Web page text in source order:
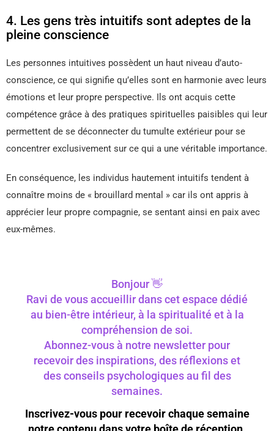
4. Les gens très intuitifs sont adeptes de la
pleine conscience
Les personnes intuitives possèdent un haut niveau d’auto-
conscience, ce qui signifie qu’elles sont en harmonie avec leurs
émotions et leur propre perspective. Ils ont acquis cette
compétence grâce à des pratiques spirituelles paisibles qui leur
permettent de se déconnecter du tumulte extérieur pour se
concentrer exclusivement sur ce qui a une véritable importance.
En conséquence, les individus hautement intuitifs tendent à
connaître moins de « brouillard mental » car ils ont appris à
apprécier leur propre compagnie, se sentant ainsi en paix avec
eux-mêmes.
Bonjour 👋
Ravi de vous accueillir dans cet espace dédié
au bien-être intérieur, à la spiritualité et à la
compréhension de soi.
Abonnez-vous à notre newsletter pour
recevoir des inspirations, des réflexions et
des conseils psychologiques au fil des
semaines.
Inscrivez-vous pour recevoir chaque semaine